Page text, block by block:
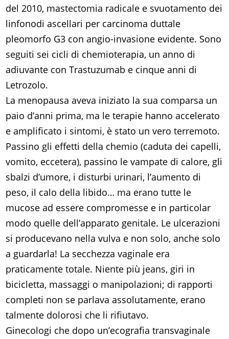
del 2010, mastectomia radicale e svuotamento dei
linfonodi ascellari per carcinoma duttale
pleomorfo G3 con angio-invasione evidente. Sono
seguiti sei cicli di chemioterapia, un anno di
adiuvante con Trastuzumab e cinque anni di
Letrozolo.
La menopausa aveva iniziato la sua comparsa un
paio d’anni prima, ma le terapie hanno accelerato
e amplificato i sintomi, è stato un vero terremoto.
Passino gli effetti della chemio (caduta dei capelli,
vomito, eccetera), passino le vampate di calore, gli
sbalzi d’umore, i disturbi urinari, l’aumento di
peso, il calo della libido… ma erano tutte le
mucose ad essere compromesse e in particolar
modo quelle dell’apparato genitale. Le ulcerazioni
si producevano nella vulva e non solo, anche solo
a guardarla! La secchezza vaginale era
praticamente totale. Niente più jeans, giri in
bicicletta, massaggi o manipolazioni; di rapporti
completi non se parlava assolutamente, erano
talmente dolorosi che li rifiutavo.
Ginecologi che dopo un’ecografia transvaginale